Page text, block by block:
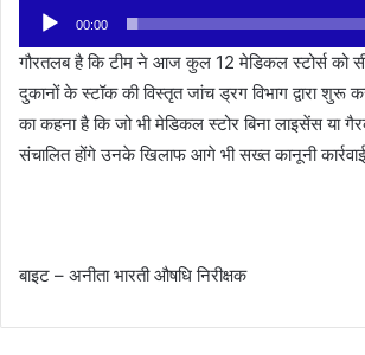
00:00
गौरतलब है कि टीम ने आज कुल 12 मेडिकल स्टोर्स को
दुकानों के स्टॉक की विस्तृत जांच ड्रग विभाग द्वारा शुरू
का कहना है कि जो भी मेडिकल स्टोर बिना लाइसेंस या
संचालित होंगे उनके खिलाफ आगे भी सख्त कानूनी
बाइट – अनीता भारती औषधि निरीक्षक